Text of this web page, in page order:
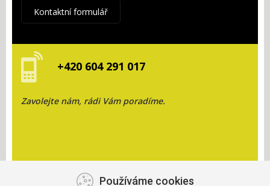
Kontaktní formulář
+420 604 291 017
Zavolejte nám, rádi Vám poradíme.
Používáme cookies